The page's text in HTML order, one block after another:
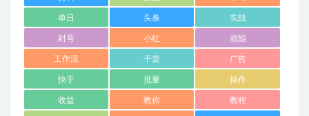
单日 头条 实战
封号 小红 就能
工作流 干货 广告
快手 批量 操作
收益 教你 教程